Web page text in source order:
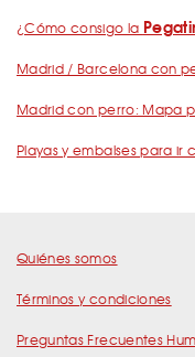
¿Cómo consigo la
Madrid / Barcelona con
Madrid con perro: Mapa
Playas y embalses para ir
Quiénes somos
Términos y condiciones
Preguntas Frecuentes